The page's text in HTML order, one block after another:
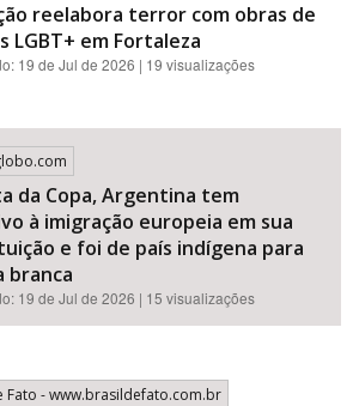
reelabora terror com obras de
LGBT+ em Fortaleza
19 de Jul de 2026 | 19 visualizações
da Copa, Argentina tem
à imigração europeia em sua
e foi de país indígena para
branca
19 de Jul de 2026 | 15 visualizações
Fato - www.brasildefato.com.br